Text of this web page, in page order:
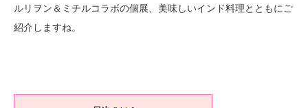
ルリヲン＆ミチルコラボの個展、美味しいインド料理とともにご
紹介しますね。